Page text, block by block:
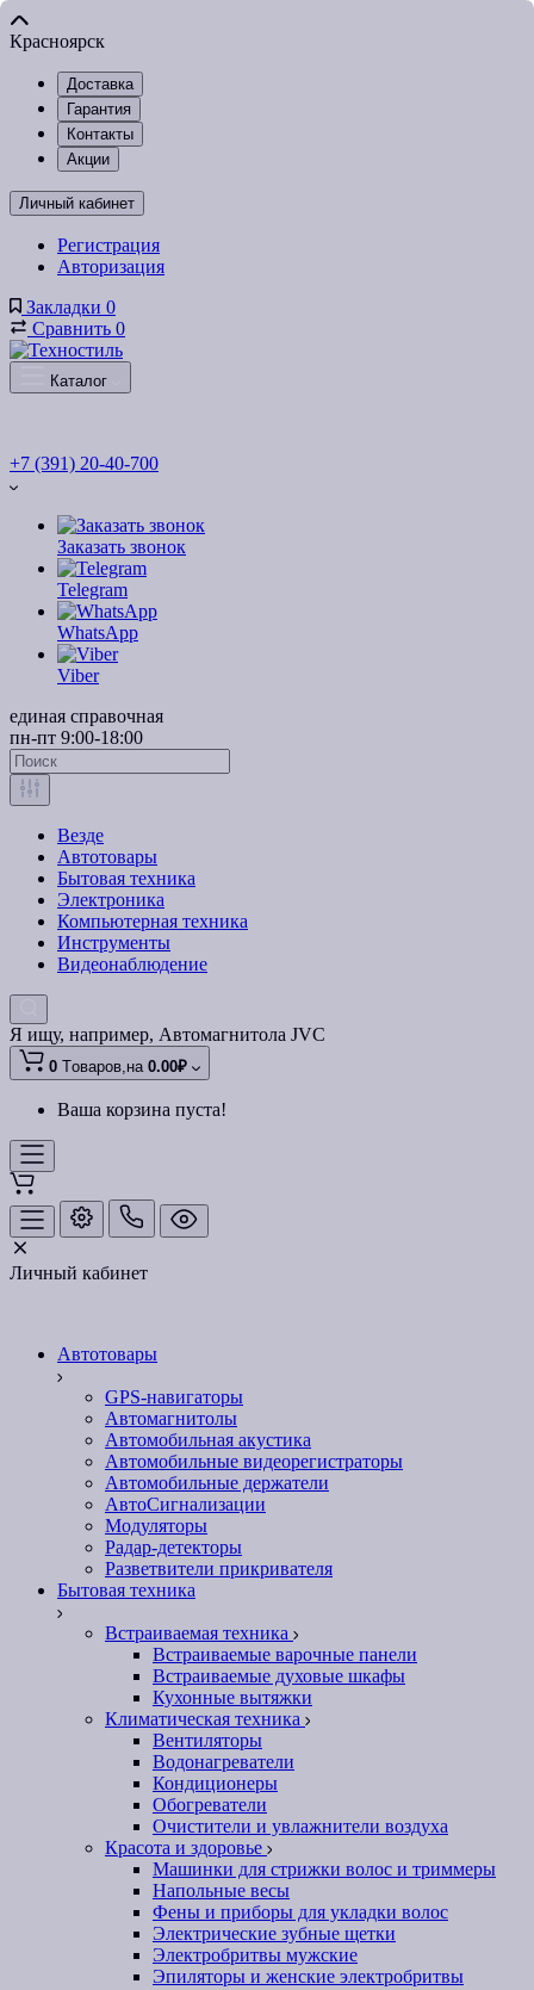
Красноярск
Доставка
Гарантия
Контакты
Акции
Личный кабинет
Регистрация
Авторизация
Закладки 0
Сравнить 0
Каталог
+7 (391) 20-40-700
Заказать звонок
Telegram
WhatsApp
Viber
единая справочная
пн-пт 9:00-18:00
Везде
Автотовары
Бытовая техника
Электроника
Компьютерная техника
Инструменты
Видеонаблюдение
Я ищу, например, Автомагнитола JVC
0 Tоваров,на 0.00₽
Ваша корзина пуста!
Личный кабинет
Автотовары
GPS-навигаторы
Автомагнитолы
Автомобильная акустика
Автомобильные видеорегистраторы
Автомобильные держатели
АвтоСигнализации
Модуляторы
Радар-детекторы
Разветвители прикривателя
Бытовая техника
Встраиваемая техника
Встраиваемые варочные панели
Встраиваемые духовые шкафы
Кухонные вытяжки
Климатическая техника
Вентиляторы
Водонагреватели
Кондиционеры
Обогреватели
Очистители и увлажнители воздуха
Красота и здоровье
Машинки для стрижки волос и триммеры
Напольные весы
Фены и приборы для укладки волос
Электрические зубные щетки
Электробритвы мужские
Эпиляторы и женские электробритвы